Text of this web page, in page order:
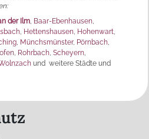
der Ilm, Baar-Ebenhausen,
, Hettenshausen, Hohenwart,
, Münchsmünster, Pörnbach,
, Rohrbach,Scheyern,
und weitere Städte und